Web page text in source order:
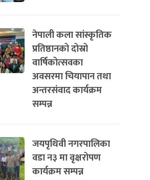
नेपाली कला सांस्कृतिक
प्रतिष्ठानको दोस्रो
वार्षिकोत्सवका
अवसरमा चियापान तथा
अन्तरसंवाद कार्यक्रम
सम्पन्न
जयपृथिवी नगरपालिका
वडा न३ मा वृक्षरोपण
कार्यक्रम सम्पन्न